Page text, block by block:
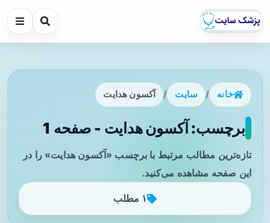
خانه / سایت / آکسون هدایت
برچسب: آکسون هدایت - صفحه 1
تازه‌ترین مطالب مرتبط با برچسب «آکسون هدایت» را در
این صفحه مشاهده می‌کنید.
۱ مطلب